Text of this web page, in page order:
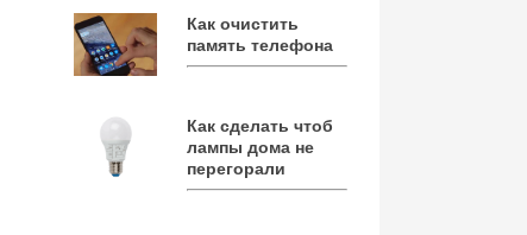
Как очистить
память телефона
Как сделать чтоб
лампы дома не
перегорали